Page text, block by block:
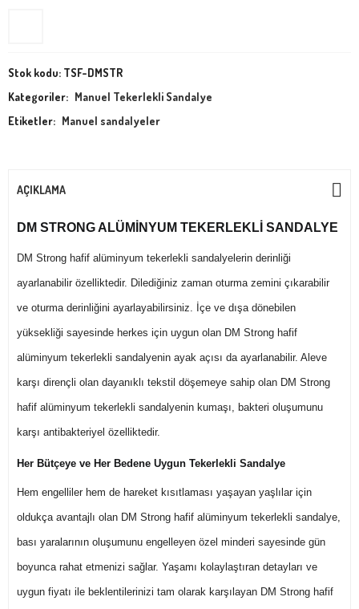
Stok kodu: TSF-DMSTR
Kategoriler: Manuel Tekerlekli Sandalye
Etiketler: Manuel sandalyeler
AÇIKLAMA
DM STRONG ALÜMİNYUM TEKERLEKLİ SANDALYE
DM Strong hafif alüminyum tekerlekli sandalyelerin derinliği
ayarlanabilir özelliktedir. Dilediğiniz zaman oturma zemini çıkarabilir
ve oturma derinliğini ayarlayabilirsiniz. İçe ve dışa dönebilen
yüksekliği sayesinde herkes için uygun olan DM Strong hafif
alüminyum tekerlekli sandalyenin ayak açısı da ayarlanabilir. Aleve
karşı dirençli olan dayanıklı tekstil döşemeye sahip olan DM Strong
hafif alüminyum tekerlekli sandalyenin kumaşı, bakteri oluşumunu
karşı antibakteriyel özelliktedir.
Her Bütçeye ve Her Bedene Uygun Tekerlekli Sandalye
Hem engelliler hem de hareket kısıtlaması yaşayan yaşlılar için
oldukça avantajlı olan DM Strong hafif alüminyum tekerlekli sandalye,
bası yaralarının oluşumunu engelleyen özel minderi sayesinde gün
boyunca rahat etmenizi sağlar. Yaşamı kolaylaştıran detayları ve
uygun fiyatı ile beklentilerinizi tam olarak karşılayan DM Strong hafif